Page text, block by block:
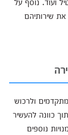
את שירותיהם
מתקדמים ולרכוש
כוונה להעשיר
נוספים